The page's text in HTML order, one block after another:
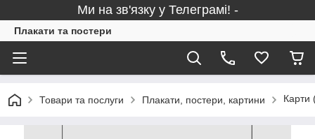
Ми на зв'язку у Телеграмі! -
Плакати та постери
Товари та послуги Плакати, постери, картини Карти